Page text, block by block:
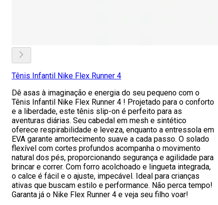
Tênis Infantil Nike Flex Runner 4
Dê asas à imaginação e energia do seu pequeno com o
Tênis Infantil Nike Flex Runner 4 ! Projetado para o conforto
e a liberdade, este tênis slip-on é perfeito para as
aventuras diárias. Seu cabedal em mesh e sintético
oferece respirabilidade e leveza, enquanto a entressola em
EVA garante amortecimento suave a cada passo. O solado
flexível com cortes profundos acompanha o movimento
natural dos pés, proporcionando segurança e agilidade para
brincar e correr. Com forro acolchoado e lingueta integrada,
o calce é fácil e o ajuste, impecável. Ideal para crianças
ativas que buscam estilo e performance. Não perca tempo!
Garanta já o Nike Flex Runner 4 e veja seu filho voar!